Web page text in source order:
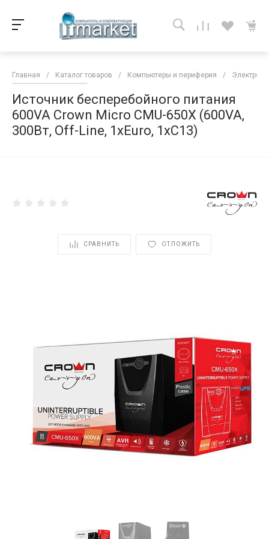
Главная / Каталог товаров / Компьютеры и периферия /
Источник бесперебойного питания
600VA Crown Micro CMU-650X (600VA,
300Вт, Off-Line, 1хEuro, 1хC13)
СРАВНИТЬ ОТЛОЖИТЬ